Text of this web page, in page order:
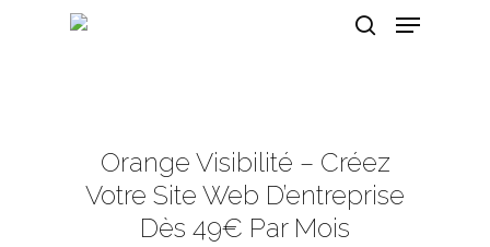
Orange Visibilité – Créez
Votre Site Web D’entreprise
Dès 49€ Par Mois